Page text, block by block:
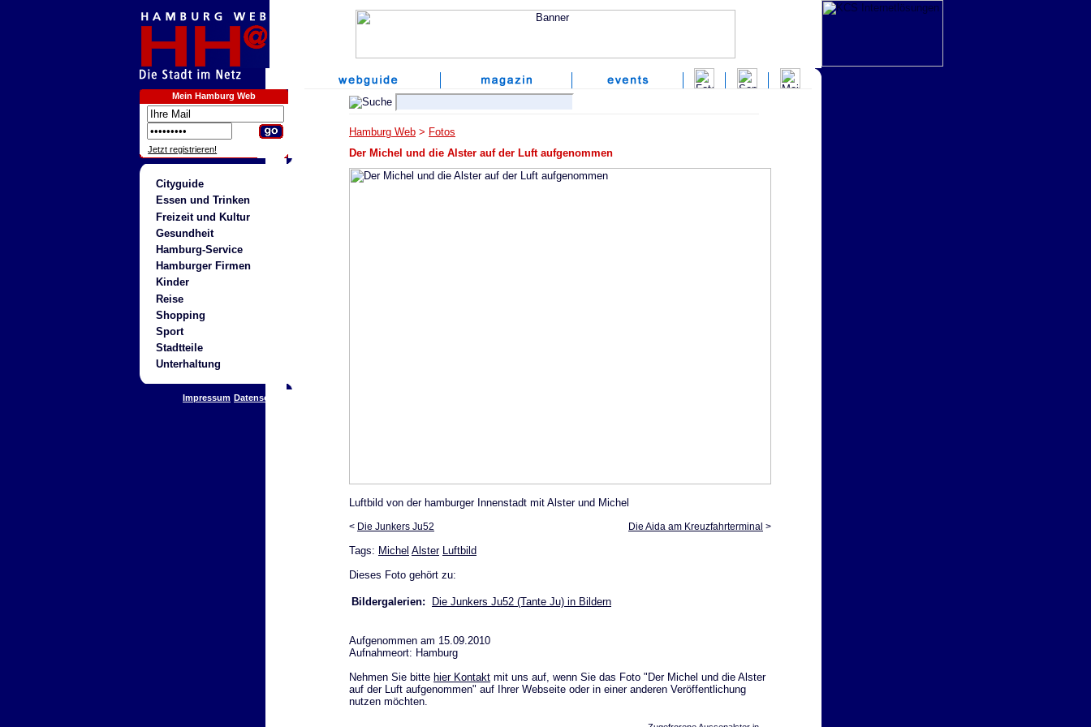
Mein Hamburg Web
Jetzt registrieren!
Cityguide
Essen und Trinken
Freizeit und Kultur
Gesundheit
Hamburg-Service
Hamburger Firmen
Kinder
Reise
Shopping
Sport
Stadtteile
Unterhaltung
Impressum Datenschutz
Hamburg Web > Fotos
Der Michel und die Alster auf der Luft aufgenommen
Luftbild von der hamburger Innenstadt mit Alster und Michel
< Die Junkers Ju52 Die Aida am Kreuzfahrterminal >
Tags: Michel Alster Luftbild
Dieses Foto gehört zu:
Bildergalerien: Die Junkers Ju52 (Tante Ju) in Bildern
Aufgenommen am 15.09.2010
Aufnahmeort: Hamburg
Nehmen Sie bitte hier Kontakt mit uns auf, wenn Sie das Foto "Der Michel und die Alster
auf der Luft aufgenommen" auf Ihrer Webseite oder in einer anderen Veröffentlichung
nutzen möchten.